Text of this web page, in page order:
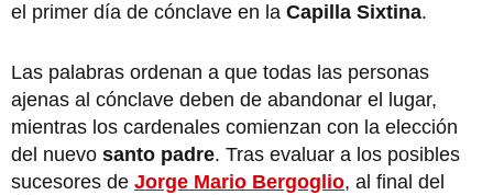
el primer día de cónclave en la Capilla Sixtina.
Las palabras ordenan a que todas las personas
ajenas al cónclave deben de abandonar el lugar,
mientras los cardenales comienzan con la elección
del nuevo santo padre. Tras evaluar a los posibles
sucesores de Jorge Mario Bergoglio, al final del